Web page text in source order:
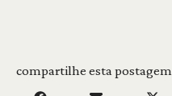
compartilhe esta postagem